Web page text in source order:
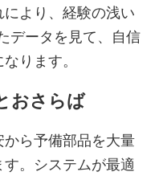
より、経験の浅い
データを見て、自信
ります。
おさらば
ら予備部品を大量
。システムが最適